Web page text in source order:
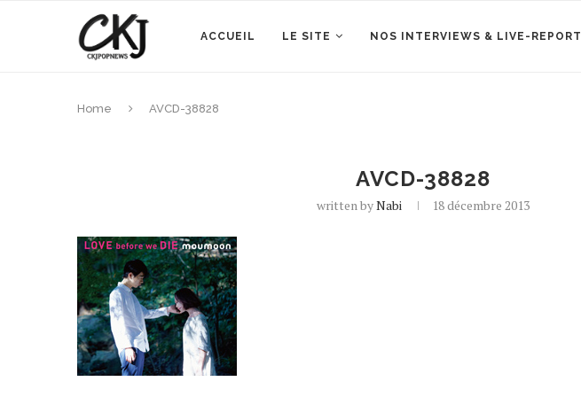
ACCUEIL LE SITE NOS INTERVIEWS & LIVE-REPORT
Home AVCD-38828
AVCD-38828
written byNabi 18 décembre 2013